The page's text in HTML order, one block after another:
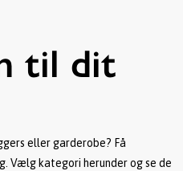
til dit
eller garderobe? Få
Vælg kategori herunder og se de